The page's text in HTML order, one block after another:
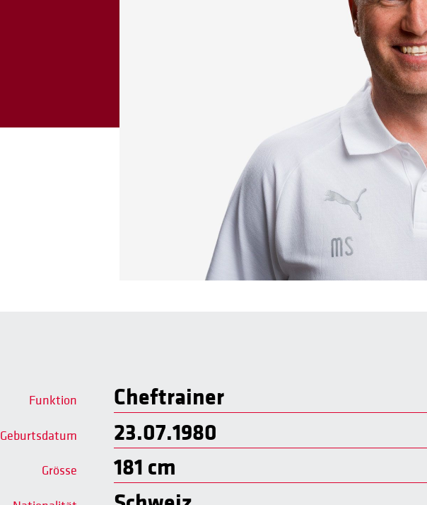
Funktion Cheftrainer
Geburtsdatum 23.07.1980
Grösse 181 cm